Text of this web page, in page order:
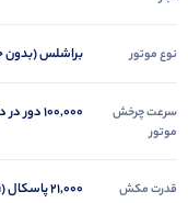
نوع موتور براشلس (بدون
سرعت چرخش
موتور
100,000 دور در دقیقه (rpm)
قدرت مکش 21,000 پاسکال (Pa)